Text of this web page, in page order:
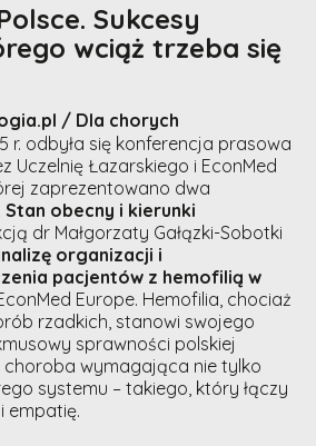
Sukcesy
wciąż trzeba się
/ Dla chorych
r. odbyła się konferencja prasowa
Uczelnię Łazarskiego i EconMed
zaprezentowano dwa
Stan obecny i kierunki
dr Małgorzaty Gałązki-Sobotki
organizacji i
pacjentów z hemofilią w
Europe. Hemofilia, chociaż
rzadkich, stanowi swojego
sprawności polskiej
choroba wymagająca nie tylko
systemu – takiego, który łączy
empatię.